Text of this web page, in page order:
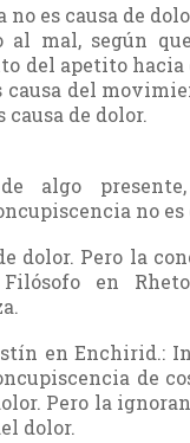
no es causa de
mal, según
del apetito hacia
del
de dolor.
algo
no es
dolor. Pero la
en
en Enchirid.:
de
Pero la
dolor.